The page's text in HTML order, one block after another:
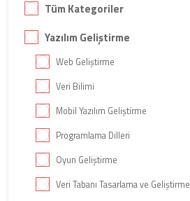
Tüm Kategoriler
Yazılım Geliştirme
Web Geliştirme
Veri Bilimi
Mobil Yazılım Geliştirme
Programlama Dilleri
Oyun Geliştirme
Veri Tabanı Tasarlama ve Geliştirme